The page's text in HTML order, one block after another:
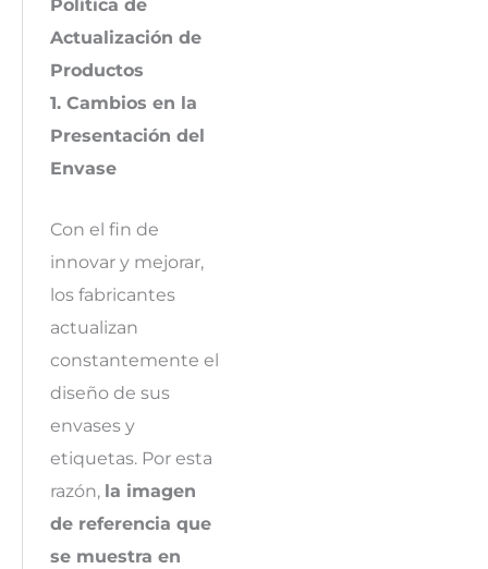
Actualización de
Productos
1. Cambios en la
Presentación del
Envase
Con el fin de
innovar y mejorar,
los fabricantes
actualizan
constantemente el
diseño de sus
envases y
etiquetas. Por esta
razón, la imagen
de referencia que
se muestra en